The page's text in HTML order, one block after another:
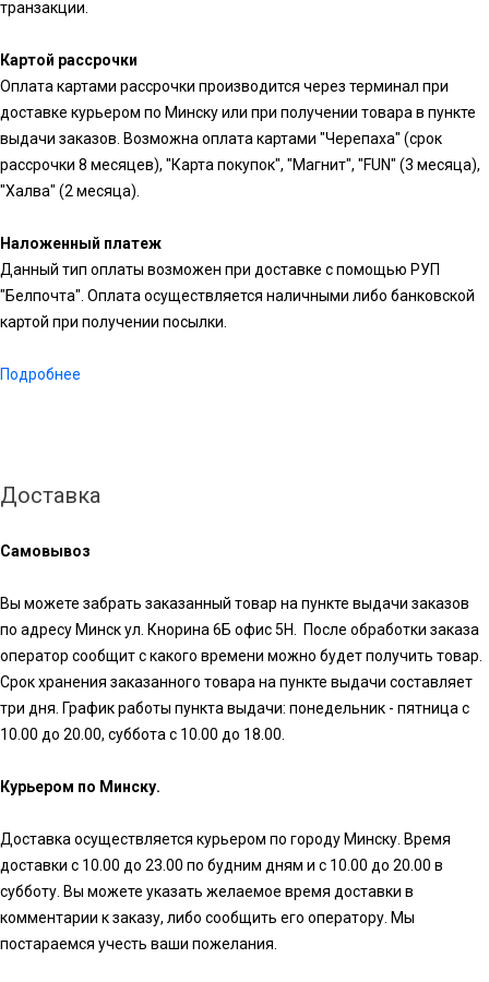
транзакции.
Картой рассрочки
Оплата картами рассрочки производится через терминал при
доставке курьером по Минску или при получении товара в пункте
выдачи заказов. Возможна оплата картами "Черепаха" (срок
рассрочки 8 месяцев), "Карта покупок", "Магнит", "FUN" (3 месяца),
"Халва" (2 месяца).
Наложенный платеж
Данный тип оплаты возможен при доставке с помощью РУП
"Белпочта". Оплата осуществляется наличными либо банковской
картой при получении посылки.
Подробнее
Доставка
Самовывоз
Вы можете забрать заказанный товар на пункте выдачи заказов
по адресу Минск ул. Кнорина 6Б офис 5Н. После обработки заказа
оператор сообщит с какого времени можно будет получить товар.
Срок хранения заказанного товара на пункте выдачи составляет
три дня. График работы пункта выдачи: понедельник - пятница с
10.00 до 20.00, суббота с 10.00 до 18.00.
Курьером по Минску.
Доставка осуществляется курьером по городу Минску. Время
доставки с 10.00 до 23.00 по будним дням и с 10.00 до 20.00 в
субботу. Вы можете указать желаемое время доставки в
комментарии к заказу, либо сообщить его оператору. Мы
постараемся учесть ваши пожелания.